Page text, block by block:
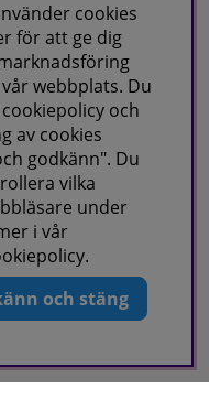
cookies
för att ge dig
webbplats. Du
och
av cookies
godkänn". Du
vilka
under
i vår
.
och stäng